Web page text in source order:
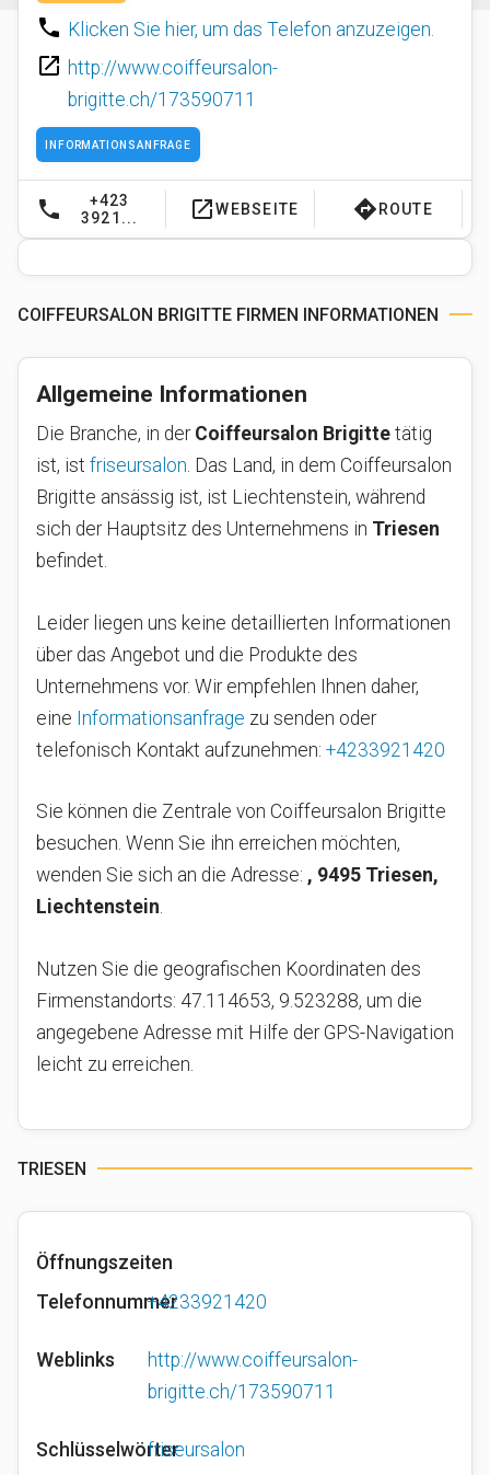
phone Klicken Sie hier, um das Telefon anzuzeigen.
launch http://www.coiffeursalon-
brigitte.ch/173590711
INFORMATIONSANFRAGE
phone
+423
3921...
launchWEBSEITE directions ROUTE
COIFFEURSALON BRIGITTE FIRMEN INFORMATIONEN
Allgemeine Informationen
Die Branche, in der Coiffeursalon Brigitte tätig
ist, ist friseursalon. Das Land, in dem Coiffeursalon
Brigitte ansässig ist, ist Liechtenstein, während
sich der Hauptsitz des Unternehmens in Triesen
befindet.
Leider liegen uns keine detaillierten Informationen
über das Angebot und die Produkte des
Unternehmens vor. Wir empfehlen Ihnen daher,
eine Informationsanfrage zu senden oder
telefonisch Kontakt aufzunehmen: +4233921420
Sie können die Zentrale von Coiffeursalon Brigitte
besuchen. Wenn Sie ihn erreichen möchten,
wenden Sie sich an die Adresse: , 9495 Triesen,
Liechtenstein.
Nutzen Sie die geografischen Koordinaten des
Firmenstandorts: 47.114653, 9.523288, um die
angegebene Adresse mit Hilfe der GPS-Navigation
leicht zu erreichen.
TRIESEN
Öffnungszeiten
Telefonnummer+4233921420
Weblinks
http://www.coiffeursalon-
brigitte.ch/173590711
Schlüsselwörterfriseursalon